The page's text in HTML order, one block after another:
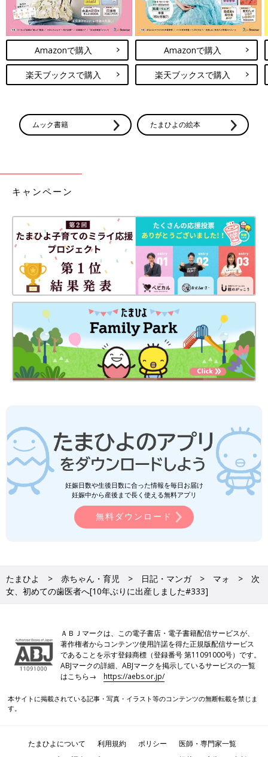
に自然に抜けたため、ほっと一安心。
…じゃなかった！
イスに座っただけで涙ぽろぽろしてる！！
「大丈夫、怖くないよ～」となだめながら、口の中の写真を撮っ
たり、すべての歯もチェックしてもらい、最後にフッ素塗布して
終了！
みたいで良かった～。
「こわくなかった」と言う次女の目にはまだ涙がたまっていたけ
これからはちゃんと定期的に検診へ行くことにしまーす♪
次回もお楽しみに～！
・[10年ぶりに出産しました]記事一覧
・たまひよONLINEの育児マンガ一覧はこちら
[マォ]
静岡の田舎町在住。
中。
●Ｘ（旧Twitter）／@maoppachi
webサイト／maoppachi
前の話
もうすぐ２年生[10年
ぶりに出産しました
一覧
次の話
ひと足お先に[10年ぶり
に出産しました#334]
Amazonで購入
楽天ブックスで購入
Amazonで購入
楽天ブックスで購入
ムック書籍 たまひよの絵本
キャンペーン
妊娠日数や生後日数に合った情報を毎日お届け
妊娠中から産後まで長く使える無料アプリ
無料ダウンロード
たまひよ 赤ちゃん・育児 日記・マンガ マォ
次
女、初めての歯医者へ[10年ぶりに出産しました#333]
ＡＢＪマークは、この電子書店・電子書籍配信サービスが、
著作権者からコンテンツ使用許諾を得た正規版配信サービス
であることを示す登録商標（登録番号 第11091000号）です。
ABJマークの詳細、ABJマークを掲示しているサービスの一覧
はこちら→https://aebs.or.jp/
本サイトに掲載されている記事・写真・イラスト等のコンテンツの無断転載を禁じま
す。
たまひよについて 利用規約 ポリシー
医師・専門家一覧